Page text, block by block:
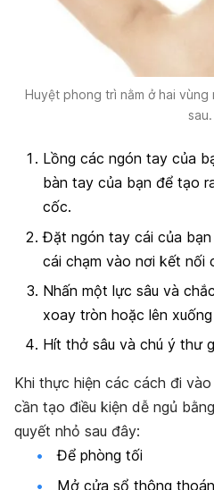
Huyệt phong trì nằm ở hai
sau.
Lồng các ngón tay của
bàn tay của bạn để tạo
cốc.
Đặt ngón tay cái của
cái chạm vào nơi kết nối
Nhấn một lực sâu và
xoay tròn hoặc lên
Hít thở sâu và chú ý thư
Khi thực hiện các cách đi
cần tạo điều kiện dễ ngủ
quyết nhỏ sau đây:
Để phòng tối
Mở cửa sổ thông